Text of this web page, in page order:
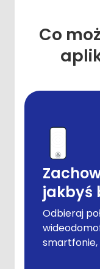
Co
jakbyś
Odbieraj
smartfonie,